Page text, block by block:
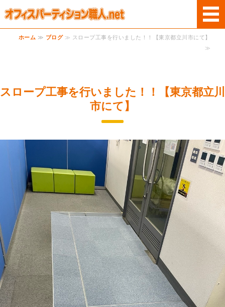
オフィスパー
ホーム
サービス
お問い合わせ
ホーム ≫ ブログ≫ スロープ工事を行いました！！【東京都立川市にて】
≫
スロープ工事を行いました！！【東京都立川
市にて】